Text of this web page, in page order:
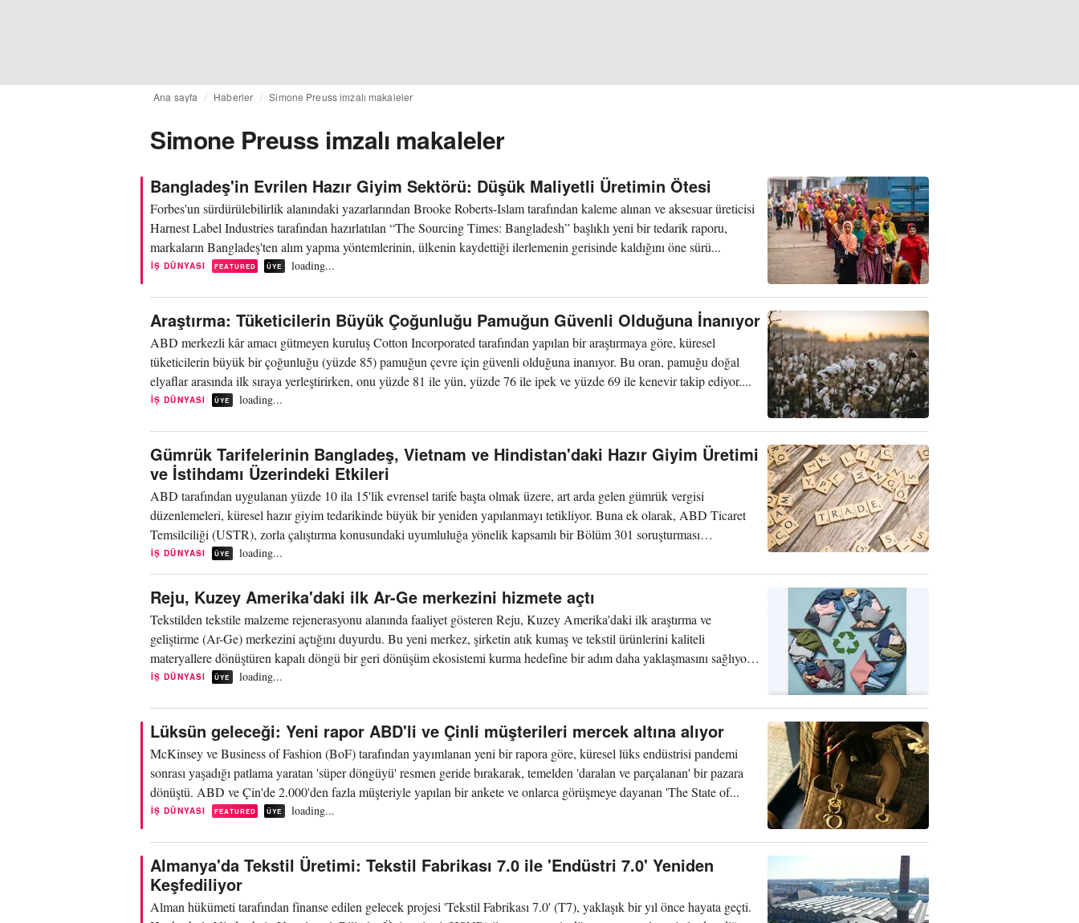
Ana sayfa Haberler Simone Preuss imzalı makaleler
Simone Preuss imzalı makaleler
Bangladeş'in Evrilen Hazır Giyim Sektörü: Düşük Maliyetli Üretimin Ötesi
Forbes'un sürdürülebilirlik alanındaki yazarlarından Brooke Roberts-Islam tarafından kaleme alınan ve aksesuar üreticisi
Harnest Label Industries tarafından hazırlatılan “The Sourcing Times: Bangladesh” başlıklı yeni bir tedarik raporu,
markaların Bangladeş'ten alım yapma yöntemlerinin, ülkenin kaydettiği ilerlemenin gerisinde kaldığını öne sürü...
İŞ DÜNYASI FEATURED ÜYE loading...
Araştırma: Tüketicilerin Büyük Çoğunluğu Pamuğun Güvenli Olduğuna İnanıyor
ABD merkezli kâr amacı gütmeyen kuruluş Cotton Incorporated tarafından yapılan bir araştırmaya göre, küresel
tüketicilerin büyük bir çoğunluğu (yüzde 85) pamuğun çevre için güvenli olduğuna inanıyor. Bu oran, pamuğu doğal
elyaflar arasında ilk sıraya yerleştirirken, onu yüzde 81 ile yün, yüzde 76 ile ipek ve yüzde 69 ile kenevir takip ediyor....
İŞ DÜNYASI ÜYE loading...
Gümrük Tarifelerinin Bangladeş, Vietnam ve Hindistan'daki Hazır Giyim Üretimi
ve İstihdamı Üzerindeki Etkileri
ABD tarafından uygulanan yüzde 10 ila 15'lik evrensel tarife başta olmak üzere, art arda gelen gümrük vergisi
düzenlemeleri, küresel hazır giyim tedarikinde büyük bir yeniden yapılanmayı tetikliyor. Buna ek olarak, ABD Ticaret
Temsilciliği (USTR), zorla çalıştırma konusundaki uyumluluğa yönelik kapsamlı bir Bölüm 301 soruşturması
başlatarak,...
İŞ DÜNYASI ÜYE loading...
Reju, Kuzey Amerika'daki ilk Ar-Ge merkezini hizmete açtı
Tekstilden tekstile malzeme rejenerasyonu alanında faaliyet gösteren Reju, Kuzey Amerika'daki ilk araştırma ve
geliştirme (Ar-Ge) merkezini açtığını duyurdu. Bu yeni merkez, şirketin atık kumaş ve tekstil ürünlerini kaliteli
materyallere dönüştüren kapalı döngü bir geri dönüşüm ekosistemi kurma hedefine bir adım daha yaklaşmasını sağlıyor.
Yeni...
İŞ DÜNYASI ÜYE loading...
Lüksün geleceği: Yeni rapor ABD'li ve Çinli müşterileri mercek altına alıyor
McKinsey ve Business of Fashion (BoF) tarafından yayımlanan yeni bir rapora göre, küresel lüks endüstrisi pandemi
sonrası yaşadığı patlama yaratan 'süper döngüyü' resmen geride bırakarak, temelden 'daralan ve parçalanan' bir pazara
dönüştü. ABD ve Çin'de 2.000'den fazla müşteriyle yapılan bir ankete ve onlarca görüşmeye dayanan 'The State of...
İŞ DÜNYASI FEATURED ÜYE loading...
Almanya'da Tekstil Üretimi: Tekstil Fabrikası 7.0 ile 'Endüstri 7.0' Yeniden
Keşfediliyor
Alman hükümeti tarafından finanse edilen gelecek projesi 'Tekstil Fabrikası 7.0' (T7), yaklaşık bir yıl önce hayata geçti.